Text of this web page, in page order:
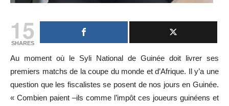
15
SHARES
Au moment où le Syli National de Guinée doit livrer ses
premiers matchs de la coupe du monde et d’Afrique. Il y’a une
question que les fiscalistes se posent de nos jours en Guinée.
« Combien paient –ils comme l’impôt ces joueurs guinéens et